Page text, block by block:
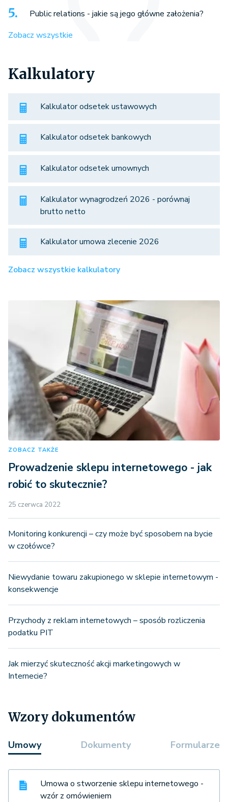
Public relations - jakie są jego główne założenia?
Zobacz wszystkie
Kalkulatory
Kalkulator odsetek ustawowych
Kalkulator odsetek bankowych
Kalkulator odsetek umownych
Kalkulator wynagrodzeń 2026 - porównaj
brutto netto
Kalkulator umowa zlecenie 2026
Zobacz wszystkie kalkulatory
ZOBACZ TAKŻE
Prowadzenie sklepu internetowego - jak
robić to skutecznie?
25 czerwca 2022
Monitoring konkurencji – czy może być sposobem na bycie
w czołówce?
Niewydanie towaru zakupionego w sklepie internetowym -
konsekwencje
Przychody z reklam internetowych – sposób rozliczenia
podatku PIT
Jak mierzyć skuteczność akcji marketingowych w
Internecie?
Wzory dokumentów
Umowy Dokumenty Formularze
Umowa o stworzenie sklepu internetowego -
wzór z omówieniem